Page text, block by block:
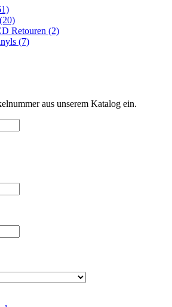
Retouren (2)
(7)
aus unserem Katalog ein.